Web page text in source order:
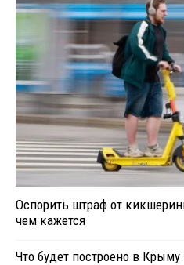
Оспорить штраф от
чем кажется
Что будет построено в Крыму